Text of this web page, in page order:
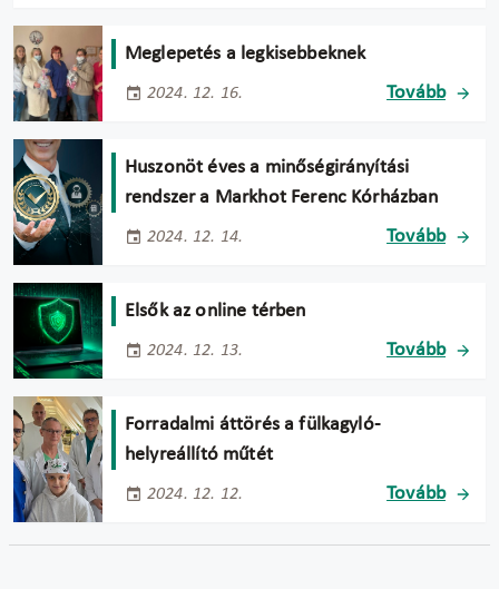
Meglepetés a legkisebbeknek
2024. 12. 16. Tovább
Huszonöt éves a minőségirányítási
rendszer a Markhot Ferenc Kórházban
2024. 12. 14. Tovább
Elsők az online térben
2024. 12. 13. Tovább
Forradalmi áttörés a fülkagyló-
helyreállító műtét
2024. 12. 12. Tovább